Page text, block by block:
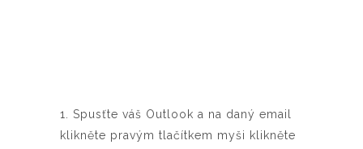
1. Spusťte váš Outlook a na daný email
klikněte pravým tlačítkem myši klikněte